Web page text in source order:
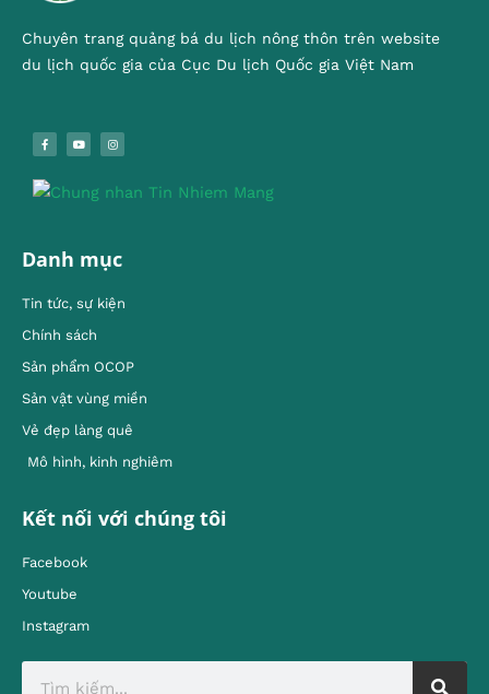
Chuyên trang quảng bá du lịch nông thôn trên website
du lịch quốc gia của Cục Du lịch Quốc gia Việt Nam
Danh mục
Tin tức, sự kiện
Chính sách
Sản phẩm OCOP
Sản vật vùng miền
Vẻ đẹp làng quê
Mô hình, kinh nghiêm
Kết nối với chúng tôi
Facebook
Youtube
Instagram